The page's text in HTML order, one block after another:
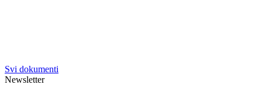
Svi dokumenti
Newsletter